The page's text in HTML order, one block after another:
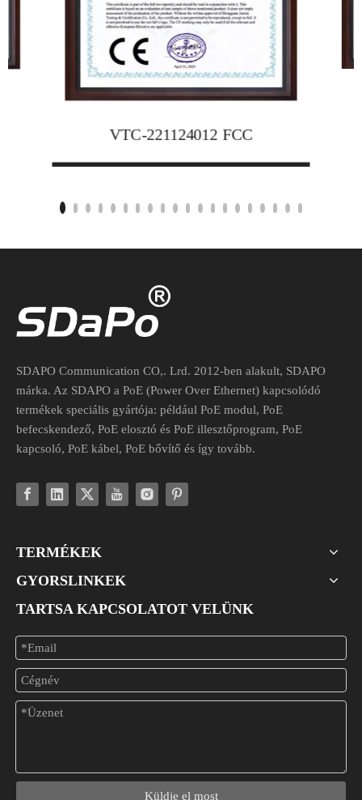
VTC-221124012 FCC
SDAPO Communication CO,. Lrd. 2012-ben alakult, SDAPO
márka. Az SDAPO a PoE (Power Over Ethernet) kapcsolódó
termékek speciális gyártója: például PoE modul, PoE
befecskendező, PoE elosztó és PoE illesztőprogram, PoE
kapcsoló, PoE kábel, PoE bővítő és így tovább.
TERMÉKEK
GYORSLINKEK
TARTSA KAPCSOLATOT VELÜNK
Küldje el most